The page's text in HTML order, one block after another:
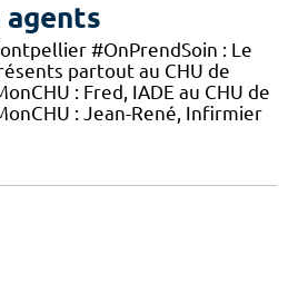
agents
#OnPrendSoin : Le
partout au CHU de
: Fred, IADE au CHU de
: Jean-René, Infirmier